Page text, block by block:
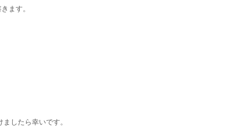
ます。
したら幸いです。